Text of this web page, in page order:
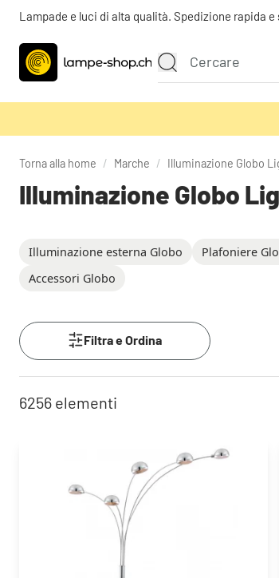
Lampade e luci di alta qualità. Spedizione rapida
Torna alla home / Marche / Illuminazione Globo
Illuminazione Globo
Illuminazione esterna Globo Plafoniere
Accessori Globo
Filtra e Ordina
6256 elementi